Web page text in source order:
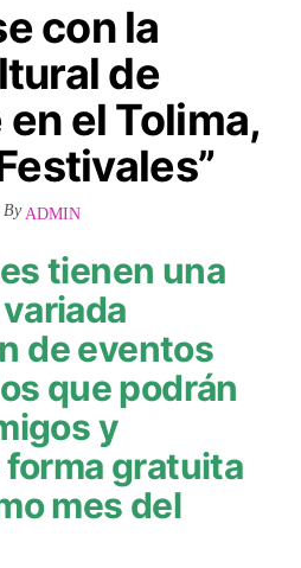
con la
de
el Tolima,
By ADMIN
tienen una
de eventos
que podrán
y
gratuita
mes del